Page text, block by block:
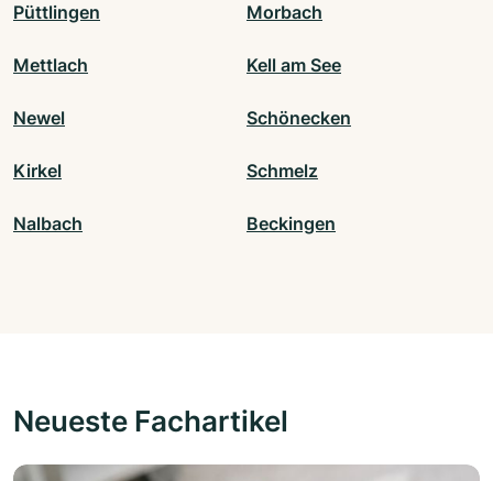
Püttlingen Morbach
Mettlach Kell am See
Newel Schönecken
Kirkel Schmelz
Nalbach Beckingen
Neueste Fachartikel